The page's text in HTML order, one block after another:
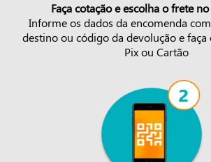
Faça cotação e escolha o frete
Informe os dados da encomenda
destino ou código da devolução e
Pix ou Cartão